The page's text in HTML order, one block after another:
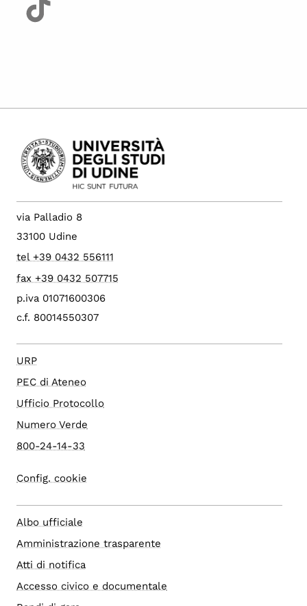
via Palladio 8
33100 Udine
tel +39 0432 556111
fax +39 0432 507715
p.iva 01071600306
c.f. 80014550307
URP
PEC di Ateneo
Ufficio Protocollo
Numero Verde
800-24-14-33
Config. cookie
Albo ufficiale
Amministrazione trasparente
Atti di notifica
Accesso civico e documentale